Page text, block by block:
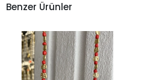
Benzer Ürünler